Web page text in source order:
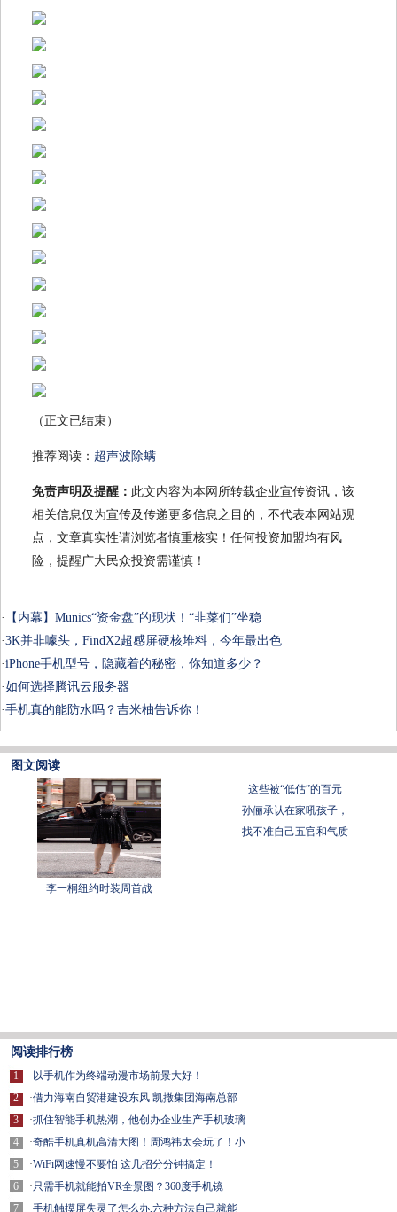
（正文已结束）
推荐阅读： 超声波除螨
免责声明及提醒： 此文内容为本网所转载企业宣传资讯，该
相关信息仅为宣传及传递更多信息之目的，不代表本网站观
点，文章真实性请浏览者慎重核实！任何投资加盟均有风
险，提醒广大民众投资需谨慎！
·
【内幕】Munics“资金盘”的现状！“韭菜们”坐稳
·3K并非噱头，FindX2超感屏硬核堆料，今年最出色
·iPhone手机型号，隐藏着的秘密，你知道多少？
·如何选择腾讯云服务器
·手机真的能防水吗？吉米柚告诉你！
图文阅读
李一桐纽约时装周首战
这些被“低估”的百元
孙俪承认在家吼孩子，
找不准自己五官和气质
阅读排行榜
1
2
3
4
5
6
7
· 以手机作为终端动漫市场前景大好！
·借力海南自贸港建设东风 凯撒集团海南总部
·抓住智能手机热潮，他创办企业生产手机玻璃
·奇酷手机真机高清大图！周鸿祎太会玩了！小
·WiFi网速慢不要怕 这几招分分钟搞定！
·只需手机就能拍VR全景图？360度手机镜
·手机触摸屏失灵了怎么办,六种方法自己就能